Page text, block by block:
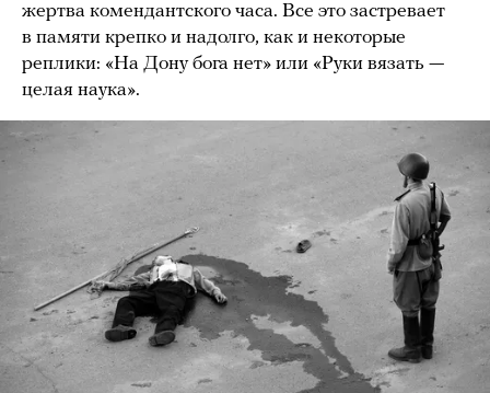
жертва комендантского часа. Все это застревает
в памяти крепко и надолго, как и некоторые
реплики: «На Дону бога нет» или «Руки вязать —
целая наука».